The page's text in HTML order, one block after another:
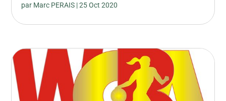
par Marc PERAIS |25 Oct 2020